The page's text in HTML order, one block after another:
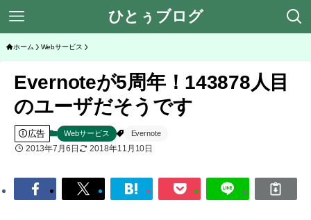
ひとぅブログ
ホーム Webサービス
Evernoteが5周年！143878人目
のユーザだそうです
広告 Webサービス Evernote
2013年7月6日 2018年11月10日